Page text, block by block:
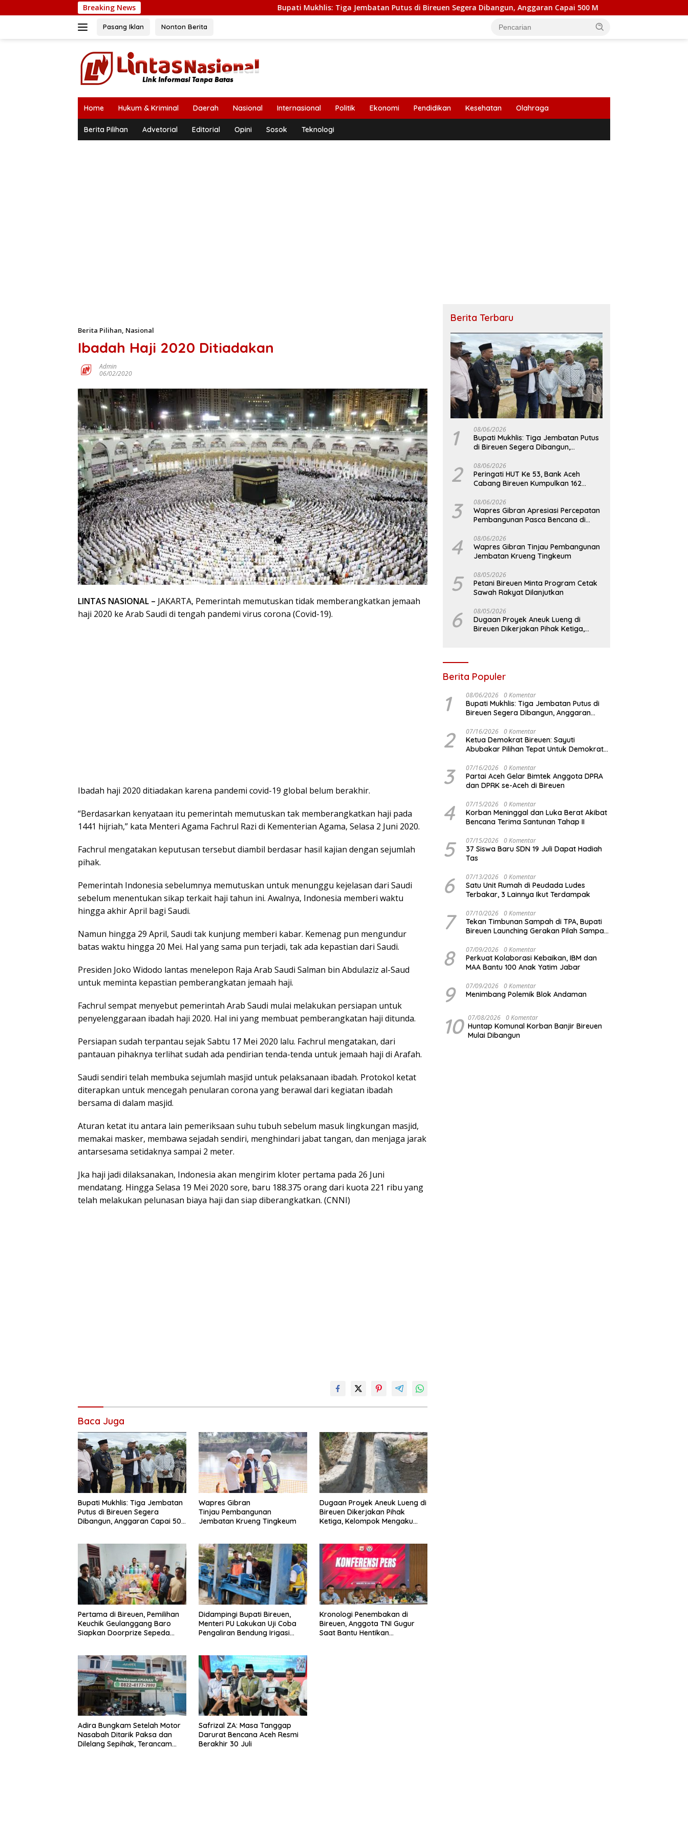
ke
Breaking News Bupati Mukhlis: Tiga Jembatan Putus di Bireuen Segera Dibangun, Anggaran Capai 500 M Peringati HUT Ke 53, Bank
Pasang Iklan Nonton Berita
Home Hukum & Kriminal Daerah Nasional Internasional Politik Ekonomi Pendidikan Kesehatan Olahraga
Berita Pilihan Advetorial Editorial Opini Sosok Teknologi
Berita Pilihan, Nasional
Ibadah Haji 2020 Ditiadakan
Admin
06/02/2020
LINTAS NASIONAL – JAKARTA, Pemerintah memutuskan tidak memberangkatkan jemaah
haji 2020 ke Arab Saudi di tengah pandemi virus corona (Covid-19).
Ibadah haji 2020 ditiadakan karena pandemi covid-19 global belum berakhir.
“Berdasarkan kenyataan itu pemerintah memutuskan tak memberangkatkan haji pada
1441 hijriah,” kata Menteri Agama Fachrul Razi di Kementerian Agama, Selasa 2 Juni 2020.
Fachrul mengatakan keputusan tersebut diambil berdasar hasil kajian dengan sejumlah
pihak.
Pemerintah Indonesia sebelumnya memutuskan untuk menunggu kejelasan dari Saudi
sebelum menentukan sikap terkait haji tahun ini. Awalnya, Indonesia memberi waktu
hingga akhir April bagi Saudi.
Namun hingga 29 April, Saudi tak kunjung memberi kabar. Kemenag pun mengundur
batas waktu hingga 20 Mei. Hal yang sama pun terjadi, tak ada kepastian dari Saudi.
Presiden Joko Widodo lantas menelepon Raja Arab Saudi Salman bin Abdulaziz al-Saud
untuk meminta kepastian pemberangkatan jemaah haji.
Fachrul sempat menyebut pemerintah Arab Saudi mulai melakukan persiapan untuk
penyelenggaraan ibadah haji 2020. Hal ini yang membuat pemberangkatan haji ditunda.
Persiapan sudah terpantau sejak Sabtu 17 Mei 2020 lalu. Fachrul mengatakan, dari
pantauan pihaknya terlihat sudah ada pendirian tenda-tenda untuk jemaah haji di Arafah.
Saudi sendiri telah membuka sejumlah masjid untuk pelaksanaan ibadah. Protokol ketat
diterapkan untuk mencegah penularan corona yang berawal dari kegiatan ibadah
bersama di dalam masjid.
Aturan ketat itu antara lain pemeriksaan suhu tubuh sebelum masuk lingkungan masjid,
memakai masker, membawa sejadah sendiri, menghindari jabat tangan, dan menjaga jarak
antarsesama setidaknya sampai 2 meter.
Jka haji jadi dilaksanakan, Indonesia akan mengirim kloter pertama pada 26 Juni
mendatang. Hingga Selasa 19 Mei 2020 sore, baru 188.375 orang dari kuota 221 ribu yang
telah melakukan pelunasan biaya haji dan siap diberangkatkan. (CNNI)
Baca Juga
Bupati Mukhlis: Tiga Jembatan
Putus di Bireuen Segera
Dibangun, Anggaran Capai 500
Wapres Gibran
Tinjau Pembangunan
Jembatan Krueng Tingkeum
Dugaan Proyek Aneuk Lueng di
Bireuen Dikerjakan Pihak
Ketiga, Kelompok Mengaku
Pertama di Bireuen, Pemilihan
Keuchik Geulanggang Baro
Siapkan Doorprize Sepeda
Didampingi Bupati Bireuen,
Menteri PU Lakukan Uji Coba
Pengaliran Bendung Irigasi
Kronologi Penembakan di
Bireuen, Anggota TNI Gugur
Saat Bantu Hentikan
Adira Bungkam Setelah Motor
Nasabah Ditarik Paksa dan
Dilelang Sepihak, Terancam
Safrizal ZA: Masa Tanggap
Darurat Bencana Aceh Resmi
Berakhir 30 Juli
Berita Terbaru
1 08/06/2026
Bupati Mukhlis: Tiga Jembatan Putus
di Bireuen Segera Dibangun,
2 08/06/2026
Peringati HUT Ke 53, Bank Aceh
Cabang Bireuen Kumpulkan 162
3 08/06/2026
Wapres Gibran Apresiasi Percepatan
Pembangunan Pasca Bencana di
4 08/06/2026
Wapres Gibran Tinjau Pembangunan
Jembatan Krueng Tingkeum
5 08/05/2026
Petani Bireuen Minta Program Cetak
Sawah Rakyat Dilanjutkan
6 08/05/2026
Dugaan Proyek Aneuk Lueng di
Bireuen Dikerjakan Pihak Ketiga,
Berita Populer
1 08/06/2026 0 Komentar
Bupati Mukhlis: Tiga Jembatan Putus di
Bireuen Segera Dibangun, Anggaran
2 07/16/2026 0 Komentar
Ketua Demokrat Bireuen: Sayuti
Abubakar Pilihan Tepat Untuk Demokrat
3 07/16/2026 0 Komentar
Partai Aceh Gelar Bimtek Anggota DPRA
dan DPRK se-Aceh di Bireuen
4 07/15/2026 0 Komentar
Korban Meninggal dan Luka Berat Akibat
Bencana Terima Santunan Tahap II
5 07/15/2026 0 Komentar
37 Siswa Baru SDN 19 Juli Dapat Hadiah
Tas
6 07/13/2026 0 Komentar
Satu Unit Rumah di Peudada Ludes
Terbakar, 3 Lainnya Ikut Terdampak
7 07/10/2026 0 Komentar
Tekan Timbunan Sampah di TPA, Bupati
Bireuen Launching Gerakan Pilah Sampah
8 07/09/2026 0 Komentar
Perkuat Kolaborasi Kebaikan, IBM dan
MAA Bantu 100 Anak Yatim Jabar
9 07/09/2026 0 Komentar
Menimbang Polemik Blok Andaman
10 07/08/2026 0 Komentar
Huntap Komunal Korban Banjir Bireuen
Mulai Dibangun